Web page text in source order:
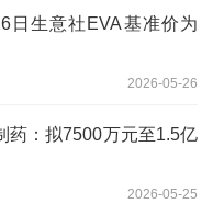
日生意社EVA基准价为
2026-05-26
药：拟7500万元至1.5亿
2026-05-25